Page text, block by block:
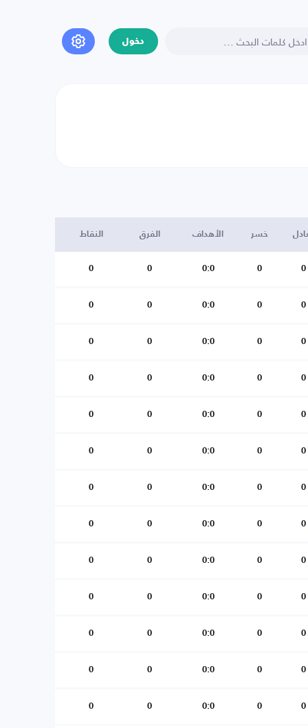
دخول
خسر الأهداف الفرق النقاط
0
0
0:0
0
0
0
0
0:0
0
0
0
0
0:0
0
0
0
0
0:0
0
0
0
0
0:0
0
0
0
0
0:0
0
0
0
0
0:0
0
0
0
0
0:0
0
0
0
0
0:0
0
0
0
0
0:0
0
0
0
0
0:0
0
0
0
0
0:0
0
0
0
0
0:0
0
0